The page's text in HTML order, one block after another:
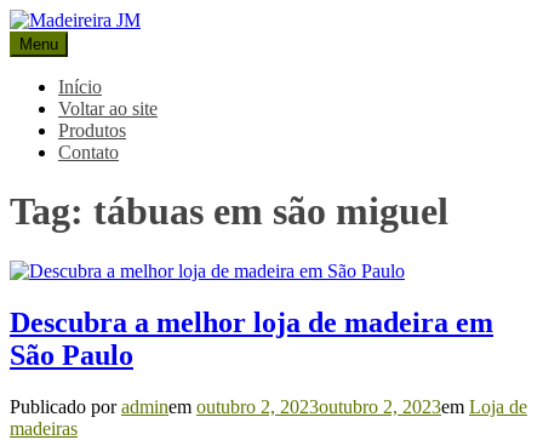
Pular
para
o
conteúdo
Madeireira JM
Blog Madeireira JM
Menu
Início
Voltar ao site
Produtos
Contato
Tag: tábuas em são miguel
Descubra a melhor loja de madeira em
São Paulo
Publicado poradminem outubro 2, 2023outubro 2, 2023em Loja de
madeiras